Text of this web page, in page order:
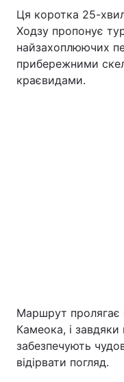
Ця коротка 25-
Ходзу пропонує
найзахоплюючих
прибережними
краєвидами.
Маршрут пролягає
Камеока, і
забезпечують
відірвати погляд.